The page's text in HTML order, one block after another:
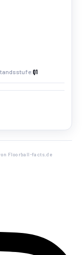
Q1
Floorball-facts.de